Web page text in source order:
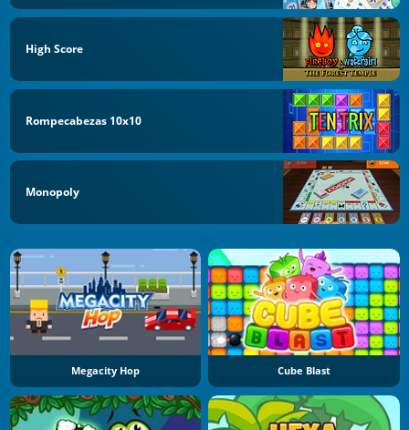
High Score
Rompecabezas 10x10
Monopoly
Megacity Hop Cube Blast